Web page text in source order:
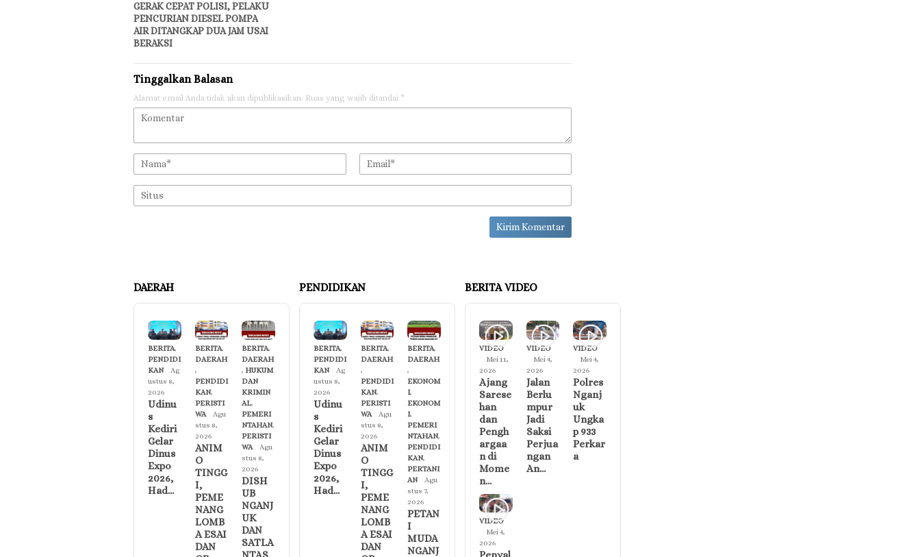
GERAK CEPAT POLISI, PELAKU
PENCURIAN DIESEL POMPA
AIR DITANGKAP DUA JAM USAI
BERAKSI
Tinggalkan Balasan
Alamat email Anda tidak akan dipublikasikan. Ruas yang wajib ditandai *
DAERAH
BERITA,
PENDIDI
KAN
Ag
ustus 8,
2026
Udinu
s
Kediri
Gelar
Dinus
Expo
2026,
Had…
BERITA,
DAERAH
,
PENDIDI
KAN,
PERISTI
WA
Agu
stus 8,
2026
ANIM
O
TINGG
I,
PEME
NANG
LOMB
A ESAI
DAN
BERITA,
DAERAH
, HUKUM
DAN
KRIMIN
AL,
PEMERI
NTAHAN,
PERISTI
WA
Agu
stus 8,
2026
DISH
UB
NGANJ
UK
DAN
SATLA
PENDIDIKAN
BERITA,
PENDIDI
KAN
Ag
ustus 8,
2026
Udinu
s
Kediri
Gelar
Dinus
Expo
2026,
Had…
BERITA,
DAERAH
,
PENDIDI
KAN,
PERISTI
WA
Agu
stus 8,
2026
ANIM
O
TINGG
I,
PEME
NANG
LOMB
A ESAI
DAN
BERITA,
DAERAH
,
EKONOM
I,
EKONOM
I,
PEMERI
NTAHAN,
PENDIDI
KAN,
PERTANI
AN
Agu
stus 7,
2026
PETAN
I
MUDA
NGANJ
BERITA VIDEO
VIDEO
Mei 11,
2026
Ajang
Sarese
han
dan
Pengh
argaa
n di
Mome
n…
VIDEO
Mei 4,
2026
Jalan
Berlu
mpur
Jadi
Saksi
Perjua
ngan
An…
VIDEO
Mei 4,
2026
Polres
Nganj
uk
Ungka
p 933
Perkar
a
VIDEO
Mei 4,
2026